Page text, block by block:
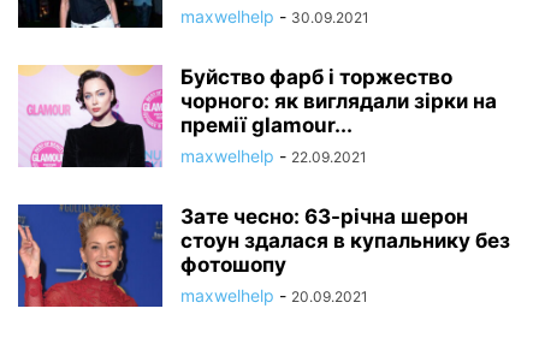
maxwelhelp - 30.09.2021
Буйство фарб і торжество
чорного: як виглядали зірки на
премії glamour...
maxwelhelp - 22.09.2021
Зате чесно: 63-річна шерон
стоун здалася в купальнику без
фотошопу
maxwelhelp - 20.09.2021